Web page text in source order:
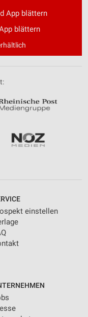
App blättern
blättern
einstellen